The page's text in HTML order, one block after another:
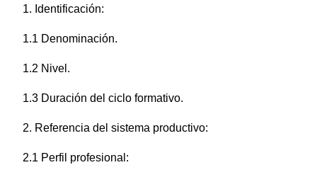
1. Identificación:
1.1 Denominación.
1.2 Nivel.
1.3 Duración del ciclo formativo.
2. Referencia del sistema productivo:
2.1 Perfil profesional: